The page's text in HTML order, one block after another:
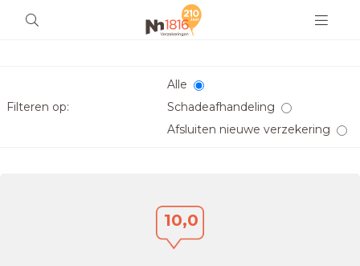
Filteren op:
Alle
Schadeafhandeling
Afsluiten nieuwe verzekering
10,0